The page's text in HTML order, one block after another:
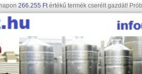
266.255 Ftértékű termék cserélt gazdát!